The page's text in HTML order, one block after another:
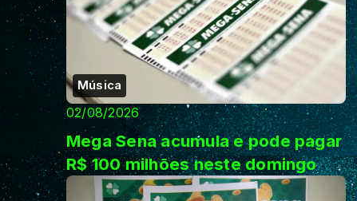
Música
02/08/2026
Mega Sena acumula e pode pagar
R$ 100 milhões neste domingo